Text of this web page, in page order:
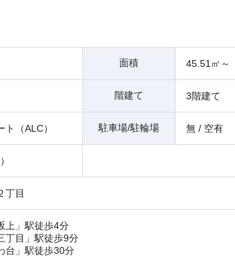
面積 45.51㎡～
階建て 3階建て
（ALC） 駐車場/駐輪場 無 / 空有
丁目
上」駅徒歩4分
丁目」駅徒歩9分
台」駅徒歩30分